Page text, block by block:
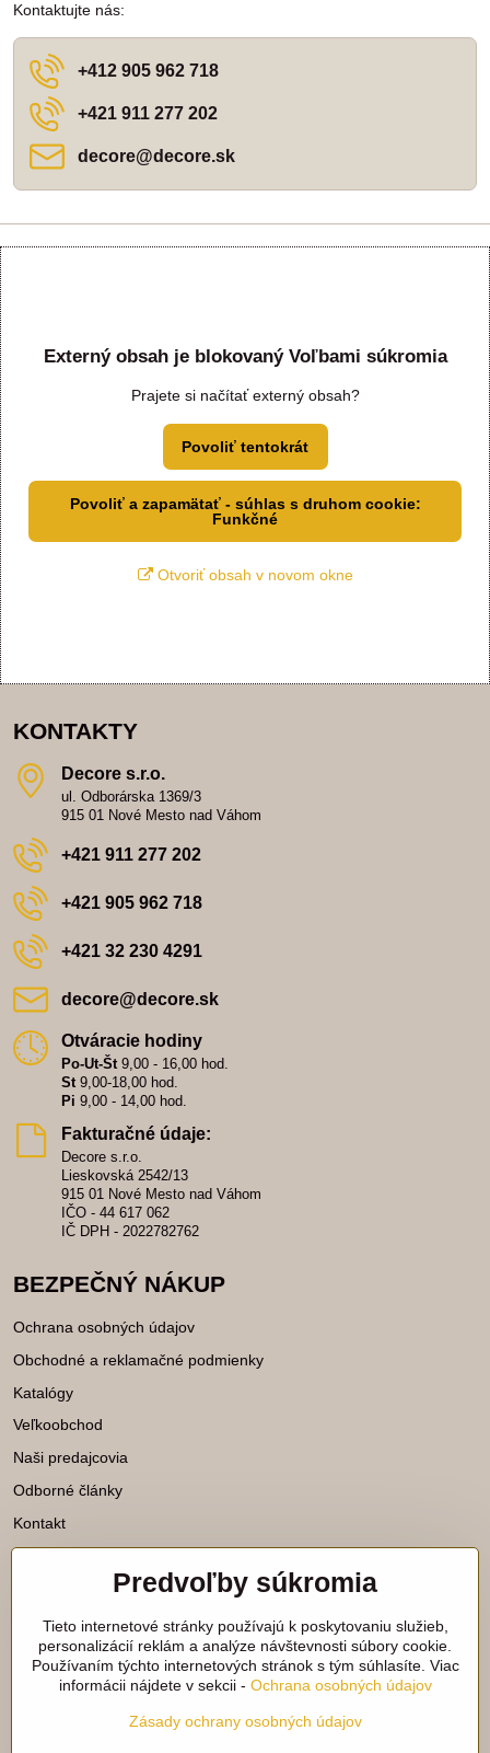
Kontaktujte nás:
+412 905 962 718
+421 911 277 202
decore​@decore​.sk
Externý obsah je blokovaný Voľbami súkromia
Prajete si načítať externý obsah?
Povoliť tentokrát
Povoliť a zapamätať - súhlas s druhom cookie:
Funkčné
Otvoriť obsah v novom okne
KONTAKTY
Decore s​.r​.o​.
ul. Odborárska 1369/3
915 01 Nové Mesto nad Váhom
+421 911 277 202
+421 905 962 718
+421 32 230 4291
decore​@decore​.sk
Otváracie hodiny
Po-Ut-Št9,00 - 16,00 hod.
St9,00-18,00 hod.
Pi 9,00 - 14,00 hod.
Fakturačné údaje:
Decore s.r.o.
Lieskovská 2542/13
915 01 Nové Mesto nad Váhom
IČO - 44 617 062
IČ DPH - 2022782762
BEZPEČNÝ NÁKUP
Ochrana osobných údajov
Obchodné a reklamačné podmienky
Katalógy
Veľkoobchod
Naši predajcovia
Odborné články
Kontakt
Katalógy na stiahnutie
Viac našich noviniek nájdete aj na
sieťach:
Instagram
Predvoľby súkromia
Tieto internetové stránky používajú k poskytovaniu služieb,
personalizácií reklám a analýze návštevnosti súbory cookie.
Používaním týchto internetových stránok s tým súhlasíte. Viac
informácii nájdete v sekcii - Ochrana osobných údajov
Zásady ochrany osobných údajov